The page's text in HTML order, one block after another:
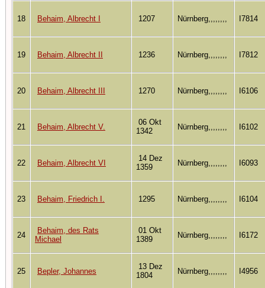
18 Behaim, Albrecht I 1207 Nürnberg,,,,,,,, I7814
19 Behaim, Albrecht II 1236 Nürnberg,,,,,,,, I7812
20 Behaim, Albrecht III 1270 Nürnberg,,,,,,,, I6106
21 Behaim, Albrecht V.
06 Okt
1342
Nürnberg,,,,,,,, I6102
22 Behaim, Albrecht VI
14 Dez
1359
Nürnberg,,,,,,,, I6093
23 Behaim, Friedrich I. 1295 Nürnberg,,,,,,,, I6104
24
Behaim, des Rats
Michael
01 Okt
1389
Nürnberg,,,,,,,, I6172
25 Bepler, Johannes
13 Dez
1804
Nürnberg,,,,,,,, I4956